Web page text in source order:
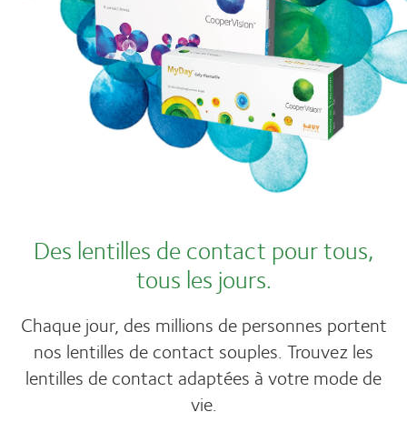
Des lentilles de contact pour tous,
tous les jours.
Chaque jour, des millions de personnes portent
nos lentilles de contact souples. Trouvez les
lentilles de contact adaptées à votre mode de
vie.